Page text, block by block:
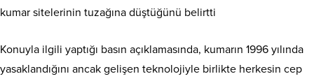
kumar sitelerinin tuzağına düştüğünü belirtti
Konuyla ilgili yaptığı basın açıklamasında, kumarın 1996 yılında
yasaklandığını ancak gelişen teknolojiyle birlikte herkesin cep